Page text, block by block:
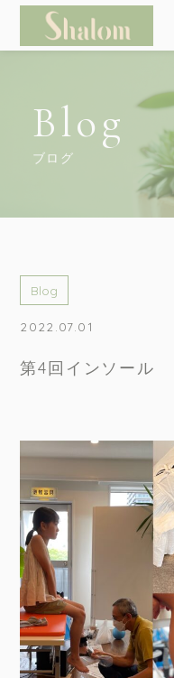
Blog
ブログ
Blog
2022.07.01
第4回インソール